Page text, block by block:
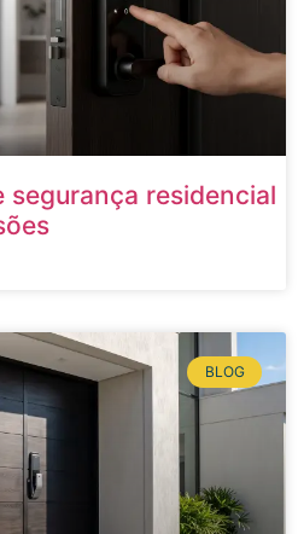
segurança residencial
BLOG